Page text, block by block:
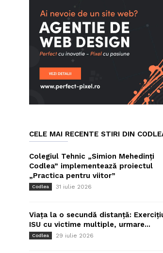
CELE MAI RECENTE STIRI DIN
Colegiul Tehnic „Simion Mehedinți
Codlea” implementează proiectul
„Practica pentru viitor”
Codlea 31 iulie 2026
Viața la o secundă distanță:
ISU cu victime multiple, urmare...
Codlea 29 iulie 2026